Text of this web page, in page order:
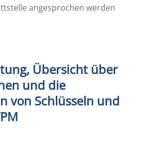
angesprochen werden
Übersicht über
und die
von Schlüsseln und